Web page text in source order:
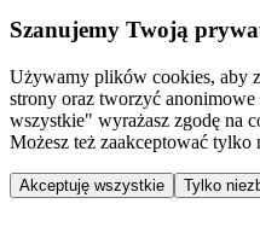
Szanujemy Twoją
Używamy plików cookies, aby
strony oraz tworzyć
wszystkie" wyrażasz zgodę na
Możesz też zaakceptować tylko
Akceptuję wszystkie Tylko